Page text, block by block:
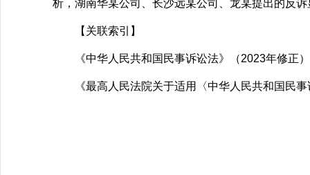
析，湖南华某公司、长沙远某公司、龙某提出的反
【关联索引】
《中华人民共和国民事诉讼法》（2023年修正
《最高人民法院关于适用〈中华人民共和国民事